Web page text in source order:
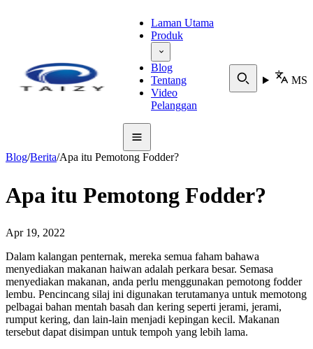
Laman Utama
Produk
Blog
Tentang
Video
Pelanggan
MS
Blog/Berita/Apa itu Pemotong Fodder?
Apa itu Pemotong Fodder?
Apr 19, 2022
Dalam kalangan penternak, mereka semua faham bahawa
menyediakan makanan haiwan adalah perkara besar. Semasa
menyediakan makanan, anda perlu menggunakan pemotong fodder
lembu. Pencincang silaj ini digunakan terutamanya untuk memotong
pelbagai bahan mentah basah dan kering seperti jerami, jerami,
rumput kering, dan lain-lain menjadi kepingan kecil. Makanan
tersebut dapat disimpan untuk tempoh yang lebih lama.